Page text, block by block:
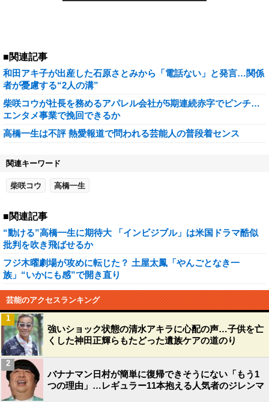
■関連記事
和田アキ子が出産した石原さとみから「電話ない」と発言…関係
者が憂慮する“2人の溝”
柴咲コウが社長を務めるアパレル会社が5期連続赤字でピンチ…
エンタメ事業で挽回できるか
高橋一生は不評 熱愛報道で問われる芸能人の普段着センス
関連キーワード
柴咲コウ 高橋一生
■関連記事
“動ける”高橋一生に期待大 「インビジブル」は米国ドラマ酷似
批判を吹き飛ばせるか
フジ木曜劇場が攻めに転じた？ 土屋太鳳「やんごとなき一
族」“いかにも感”で開き直り
芸能のアクセスランキング
強いショック状態の清水アキラに心配の声…子供を亡
くした神田正輝らもたどった遺族ケアの道のり
1
バナナマン日村が簡単に復帰できそうにない「もう1
つの理由」…レギュラー11本抱える人気者のジレンマ
2